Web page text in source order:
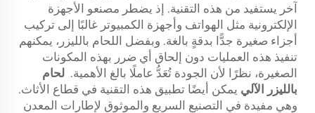
آخر يستفيد من هذه التقنية. إذ يضطر مصنعو الأجهزة
الإلكترونية مثل الهواتف وأجهزة الكمبيوتر غالبًا إلى تركيب
أجزاء صغيرة جدًّا بدقةٍ بالغة. وبفضل اللحام بالليزر، يمكنهم
تنفيذ هذه العمليات دون إلحاق أي ضرر بهذه المكونات
الصغيرة، نظرًا لأن الجودة تُعَدُّ عاملًا بالغ الأهمية. لحام
بالليزر الآلي يمكن أيضًا تطبيق هذه التقنية في قطاع الأثاث.
وهي مفيدة في التصنيع السريع والموثوق لإطارات المعدن